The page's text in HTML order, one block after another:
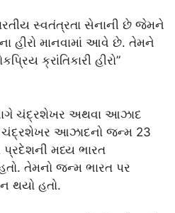
સ્વતંત્રતા સેનાની છે જેમને
હીરો માનવામાં આવે છે. તેમને
ક્રાંતિકારી હીરો”
ચંદ્રશેખર અથવા આઝાદ
આઝાદનો જન્મ 23
મધ્ય ભારત
તેમનો જન્મ ભારત પર
થયો હતો.